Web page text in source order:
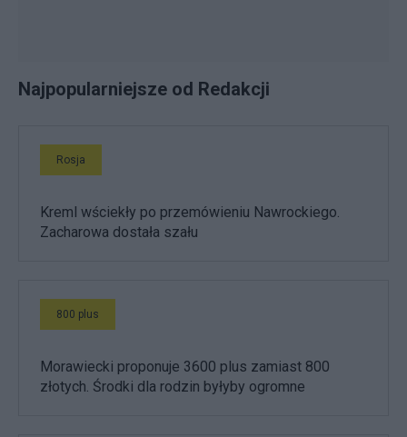
Najpopularniejsze od Redakcji
Rosja
Kreml wściekły po przemówieniu Nawrockiego.
Zacharowa dostała szału
800 plus
Morawiecki proponuje 3600 plus zamiast 800
złotych. Środki dla rodzin byłyby ogromne